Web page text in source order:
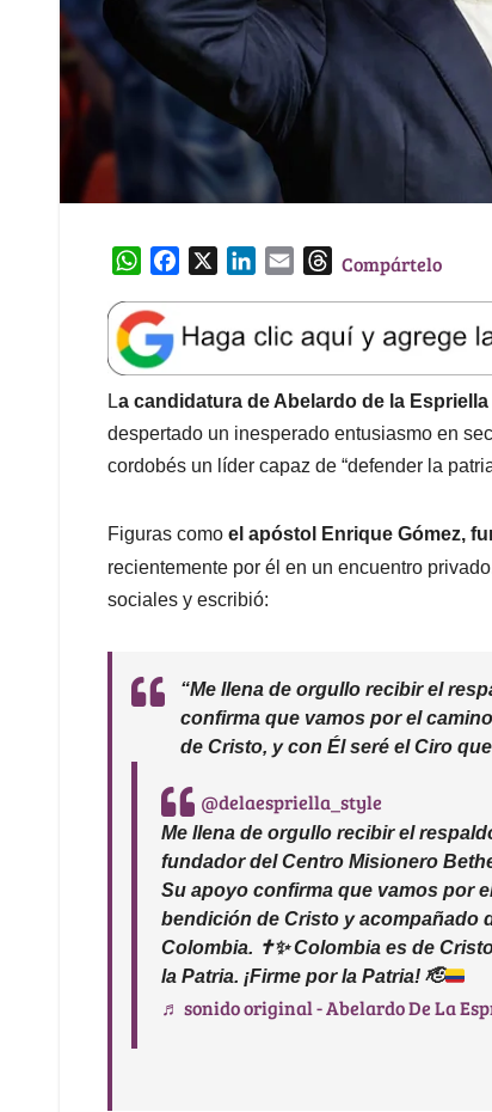
W
a
t
s
A
p
p
e
b
o
o
k
k
e
d
I
n
l
T
e
a
d
s
Compártelo
La candidatura de Abelardo de la
despertado un inesperado entusiasmo en
cordobés un líder capaz de “defender la
Figuras como el apóstol Enrique Gómez,
recientemente por él en un encuentro
sociales y escribió:
“Me llena de orgullo recibir el
confirma que vamos por el
de Cristo, y con Él seré el Ciro
@delaespriella_style
Me llena de orgullo recibir el
fundador del Centro Misionero
Su apoyo confirma que vamos por
bendición de Cristo y acompañado
Colombia. ✝️✨Colombia es de
la Patria. ¡Firme por la Patria! 🫡
♬ sonido original - Abelardo De La